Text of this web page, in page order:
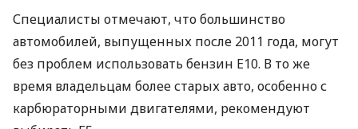
Специалисты отмечают, что большинство
автомобилей, выпущенных после 2011 года, могут
без проблем использовать бензин E10. В то же
время владельцам более старых авто, особенно с
карбюраторными двигателями, рекомендуют